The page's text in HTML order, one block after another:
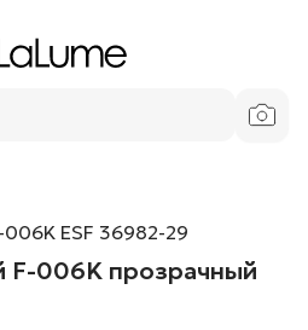
ESF 36982-29
F-006K прозрачный